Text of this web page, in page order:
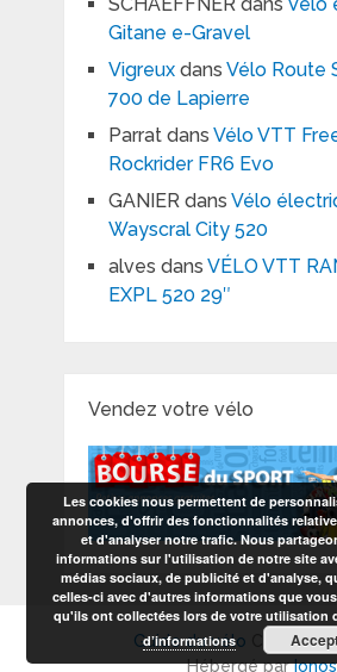
Gitane e-Gravel
Vigreuxdans Vélo Route
700 de Lapierre
Parratdans Vélo VTT
Rockrider FR6 Evo
GANIERdans Vélo
Wayscral City 520
alves dans VÉLO VTT
EXPL 520 29″
Vendez votre vélo
Guide du vélo Copyright
Hébergé parIonos
Les cookies nous permettent de
annonces, d'offrir des fonctionnalités
et d'analyser notre trafic. Nous
informations sur l'utilisation de notre site
médias sociaux, de publicité et d'analyse,
celles-ci avec d'autres informations que
qu'ils ont collectées lors de votre utilisation
d’informations